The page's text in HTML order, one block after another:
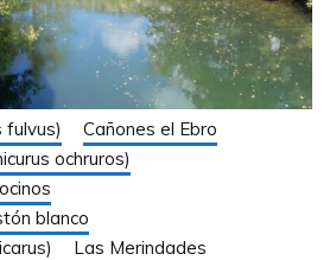
fulvus)
Cañones el Ebro
ochruros)
blanco
Las Merindades